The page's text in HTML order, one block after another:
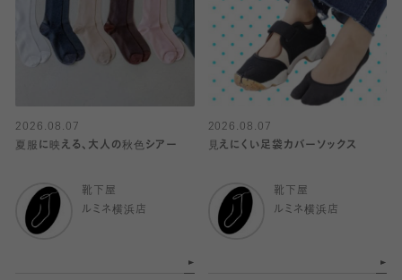
2026.08.07
夏服に映える、大人の秋色シアー
靴下屋
ルミネ横浜店
2026.08.07
見えにくい足袋カバーソックス
靴下屋
ルミネ横浜店